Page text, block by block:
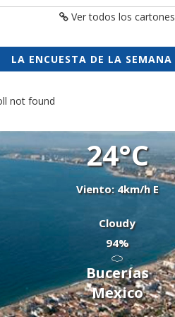
Ver todos los cartones
LA ENCUESTA DE LA SEMANA
not found
24°C
Viento: 4km/h E
Cloudy
94%
Bucerías
Mexico